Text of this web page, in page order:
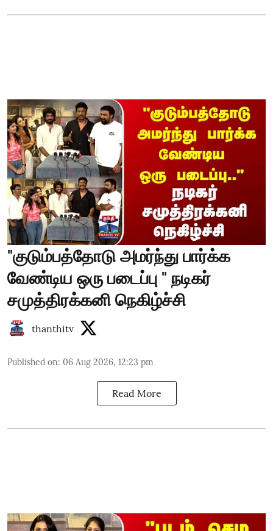
"குடும்பத்தோடு அமர்ந்து பார்க்க
வேண்டிய ஒரு படைப்பு " நடிகர்
சமுத்திரக்கனி நெகிழ்ச்சி
thanthitv
Published on: 06 Aug 2026, 12:23 pm
Read More